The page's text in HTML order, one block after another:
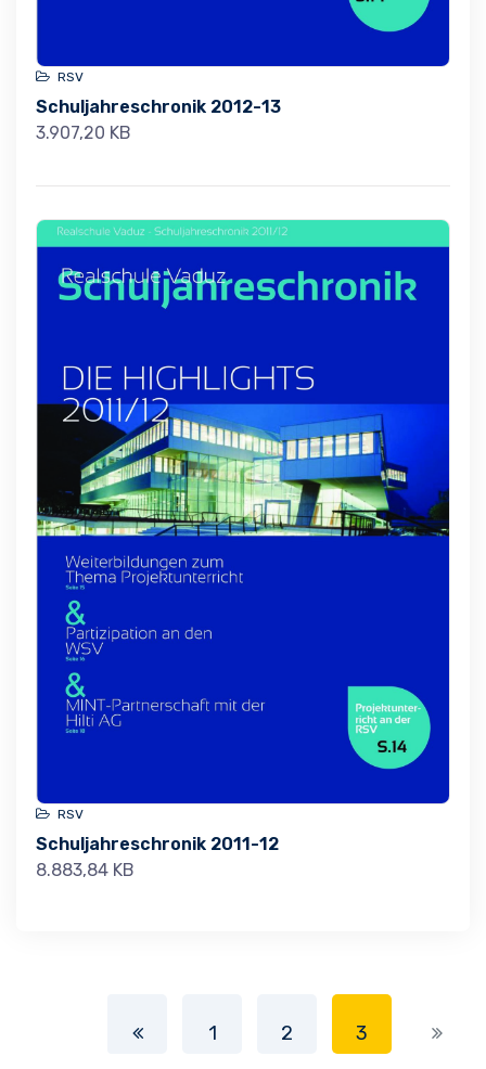
RSV
Schuljahreschronik 2012-13
3.907,20 KB
RSV
Schuljahreschronik 2011-12
8.883,84 KB
1 2 3